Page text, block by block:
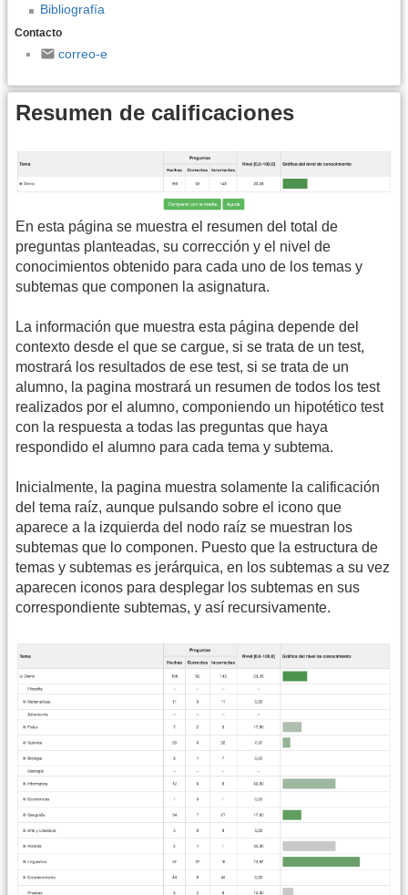
Bibliografía
Contacto
correo-e
Resumen de calificaciones
En esta página se muestra el resumen del total de
preguntas planteadas, su corrección y el nivel de
conocimientos obtenido para cada uno de los temas y
subtemas que componen la asignatura.
La información que muestra esta página depende del
contexto desde el que se cargue, si se trata de un test,
mostrará los resultados de ese test, si se trata de un
alumno, la pagina mostrará un resumen de todos los test
realizados por el alumno, componiendo un hipotético test
con la respuesta a todas las preguntas que haya
respondido el alumno para cada tema y subtema.
Inicialmente, la pagina muestra solamente la calificación
del tema raíz, aunque pulsando sobre el icono que
aparece a la izquierda del nodo raíz se muestran los
subtemas que lo componen. Puesto que la estructura de
temas y subtemas es jerárquica, en los subtemas a su vez
aparecen iconos para desplegar los subtemas en sus
correspondiente subtemas, y así recursivamente.